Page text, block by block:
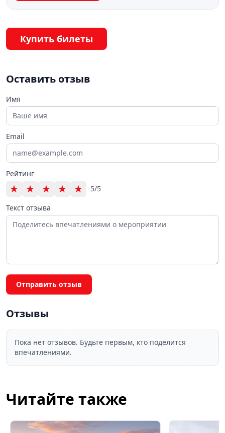
Купить билеты
Оставить отзыв
Имя
Email
Рейтинг
★ ★ ★ ★ ★
5/5
Текст отзыва
Отправить отзыв
Отзывы
Пока нет отзывов. Будьте первым, кто поделится
впечатлениями.
Читайте также